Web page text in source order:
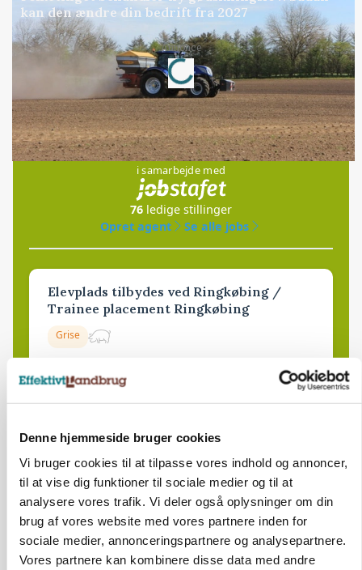
Denne hjemmeside bruger cookies
Vi bruger cookies til at tilpasse vores indhold og annoncer,
til at vise dig funktioner til sociale medier og til at
analysere vores trafik. Vi deler også oplysninger om din
brug af vores website med vores partnere inden for
sociale medier, annonceringspartnere og analysepartnere.
Vores partnere kan kombinere disse data med andre
kan den ændre din bedrift fra 2027
Annonce
Loading...
Jobs
i samarbejde med
76 ledige stillinger
Opret agent
Se alle jobs
Elevplads tilbydes ved Ringkøbing /
Trainee placement Ringkøbing
Grise
6950, Ringkøbing 06. aug.
Rørlægger / håndmand søges til
Anlæg Kloak
4690, Haslev NY 06. aug.